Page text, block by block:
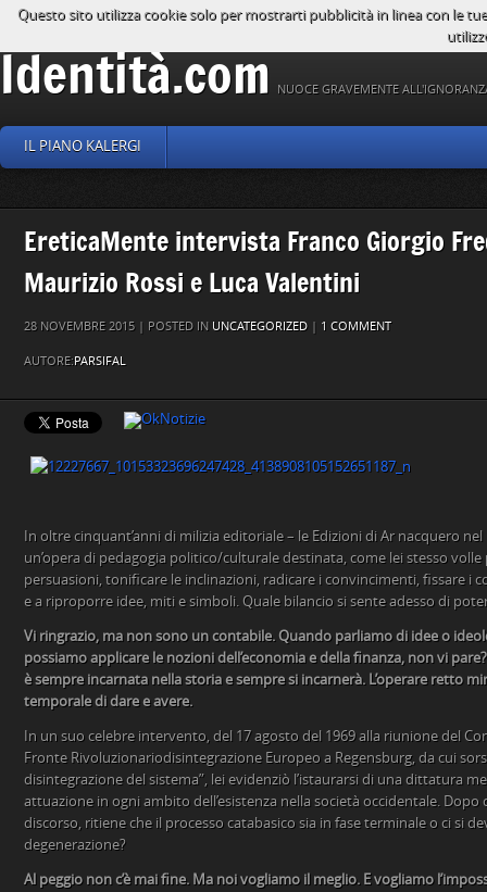
Identità.com NUOCE GRAVEMENTE
IL PIANO KALERGI
EreticaMente intervista Franco Giorgio
Maurizio Rossi e Luca Valentini
28 NOVEMBRE 2015 | POSTED IN UNCATEGORIZED | 1 COMMENT
AUTORE:PARSIFAL
In oltre cinquant’anni di milizia editoriale – le Edizioni di Ar nacquero
un’opera di pedagogia politico/culturale destinata, come lei stesso volle
persuasioni, tonificare le inclinazioni, radicare i convincimenti, fissare i
e a riproporre idee, miti e simboli. Quale bilancio si sente adesso di
Vi ringrazio, ma non sono un contabile. Quando parliamo di idee o
possiamo applicare le nozioni dell’economia e della finanza, non vi
è sempre incarnata nella storia e sempre si incarnerà. L’operare retto
temporale di dare e avere.
In un suo celebre intervento, del 17 agosto del 1969 alla riunione del
Fronte Rivoluzionariodisintegrazione Europeo a Regensburg, da cui
disintegrazione del sistema”, lei evidenziò l’istaurarsi di una dittatura
attuazione in ogni ambito dell’esistenza nella società occidentale. Dopo
discorso, ritiene che il processo catabasico sia in fase terminale o ci si
degenerazione?
Al peggio non c’è mai fine. Ma noi vogliamo il meglio. E vogliamo
Questo sito utilizza cookie solo per mostrarti pubblicità in linea con le